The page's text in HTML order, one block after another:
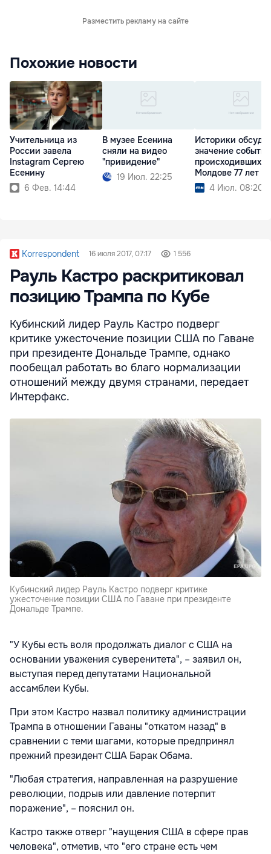
Разместить рекламу на сайте
Похожие новости
Учительница из
России завела
Instagram Сергею
Есенину
6 Фев. 14:44
В музее Есенина
сняли на видео
"привидение"
19 Июл. 22:25
Историки
значение
происходивших в
Молдове 77 лет
4 Июл. 08:20
Korrespondent 16 июля 2017, 07:17 1 556
Рауль Кастро раскритиковал
позицию Трампа по Кубе
Кубинский лидер Рауль Кастро подверг
критике ужесточение позиции США по Гаване
при президенте Дональде Трампе, однако
пообещал работать во благо нормализации
отношений между двумя странами, передает
Интерфакс.
Кубинский лидер Рауль Кастро подверг критике
ужесточение позиции США по Гаване при президенте
Дональде Трампе.
"У Кубы есть воля продолжать диалог с США на
основании уважения суверенитета", – заявил он,
выступая перед депутатами Национальной
ассамблеи Кубы.
При этом Кастро назвал политику администрации
Трампа в отношении Гаваны "откатом назад" в
сравнении с теми шагами, которые предпринял
прежний президент США Барак Обама.
"Любая стратегия, направленная на разрушение
революции, подрыв или давление потерпит
поражение", – пояснил он.
Кастро также отверг "наущения США в сфере прав
человека", отметив, что "его стране есть чем